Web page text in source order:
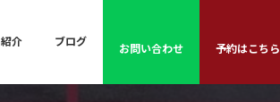
介 ブログ
お問い合わせ 予約はこちら